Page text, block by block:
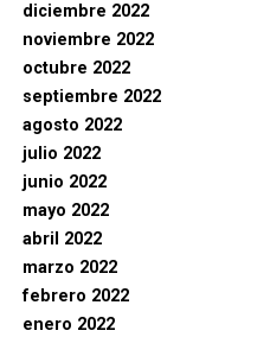
diciembre 2022
noviembre 2022
octubre 2022
septiembre 2022
agosto 2022
julio 2022
junio 2022
mayo 2022
abril 2022
marzo 2022
febrero 2022
enero 2022